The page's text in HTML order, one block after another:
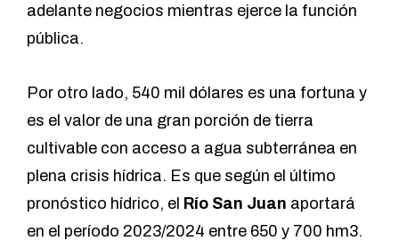
adelante negocios mientras ejerce la función
pública.
Por otro lado, 540 mil dólares es una fortuna y
es el valor de una gran porción de tierra
cultivable con acceso a agua subterránea en
plena crisis hídrica. Es que según el último
pronóstico hídrico, el Río San Juan aportará
en el período 2023/2024 entre 650 y 700 hm3.